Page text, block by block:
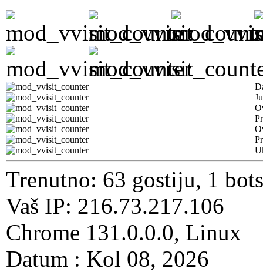
Trenutno: 63 gostiju, 1
Vaš IP: 216.73.217.106
Chrome 131.0.0.0, Linux
Datum : Kol 08, 2026